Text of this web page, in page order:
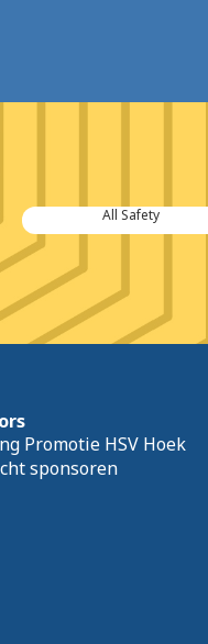
Zeeuwse Verwarmingsunie
BV
Promotie HSV Hoek
sponsoren